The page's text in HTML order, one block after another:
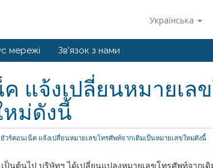
Українська
мережі Зв'язок з нами
แจ้งเปลี่ยนหมายเล
หม่ดังนี้
ยัวร์คอนเน็ค แจ้งเปลี่ยนหมายเลขโทรศัพท์จากเดิมเป็นหมายเลขใหม่ดังนี้
ป็นต้นไป บริษัทฯ ได้เปลี่ยนแปลงหมายเลขโทรศัพท์จากเ